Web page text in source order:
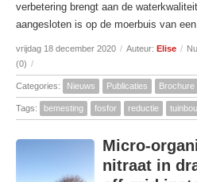
verbetering brengt aan de
aangesloten is op de moerbuis van
vrijdag 18 december 2020 / Auteur: Elise /
(0) /
Categories: Nieuws Publicaties Brochure
Tags: bemesting fosfor reductie
Micro-
nitraat in